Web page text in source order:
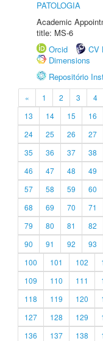
PATOLOGIA
Academic
title: MS-6
Orcid
CV
Dimensions
Repositório
« 1 2 3 4
13
14 15 16
24
25 26 27
35
36 37 38
46
47 48 49
57
58 59 60
68
69 70 71
79
80 81 82
90
91 92 93
100
101 102
109
110 111
118
119 120
127
128 129
136
137 138